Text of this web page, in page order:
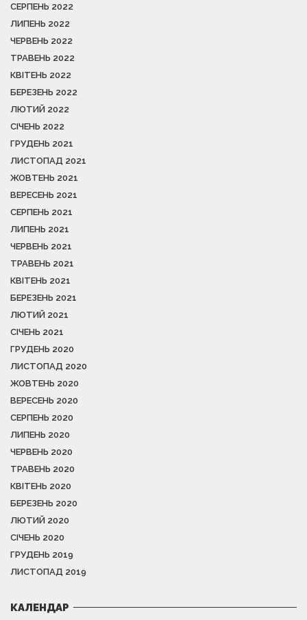
СЕРПЕНЬ 2022
ЛИПЕНЬ 2022
ЧЕРВЕНЬ 2022
ТРАВЕНЬ 2022
КВІТЕНЬ 2022
БЕРЕЗЕНЬ 2022
ЛЮТИЙ 2022
СІЧЕНЬ 2022
ГРУДЕНЬ 2021
ЛИСТОПАД 2021
ЖОВТЕНЬ 2021
ВЕРЕСЕНЬ 2021
СЕРПЕНЬ 2021
ЛИПЕНЬ 2021
ЧЕРВЕНЬ 2021
ТРАВЕНЬ 2021
КВІТЕНЬ 2021
БЕРЕЗЕНЬ 2021
ЛЮТИЙ 2021
СІЧЕНЬ 2021
ГРУДЕНЬ 2020
ЛИСТОПАД 2020
ЖОВТЕНЬ 2020
ВЕРЕСЕНЬ 2020
СЕРПЕНЬ 2020
ЛИПЕНЬ 2020
ЧЕРВЕНЬ 2020
ТРАВЕНЬ 2020
КВІТЕНЬ 2020
БЕРЕЗЕНЬ 2020
ЛЮТИЙ 2020
СІЧЕНЬ 2020
ГРУДЕНЬ 2019
ЛИСТОПАД 2019
КАЛЕНДАР